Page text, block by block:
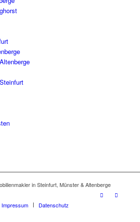
in Steinfurt, Münster & Altenberge
Impressum Datenschutz